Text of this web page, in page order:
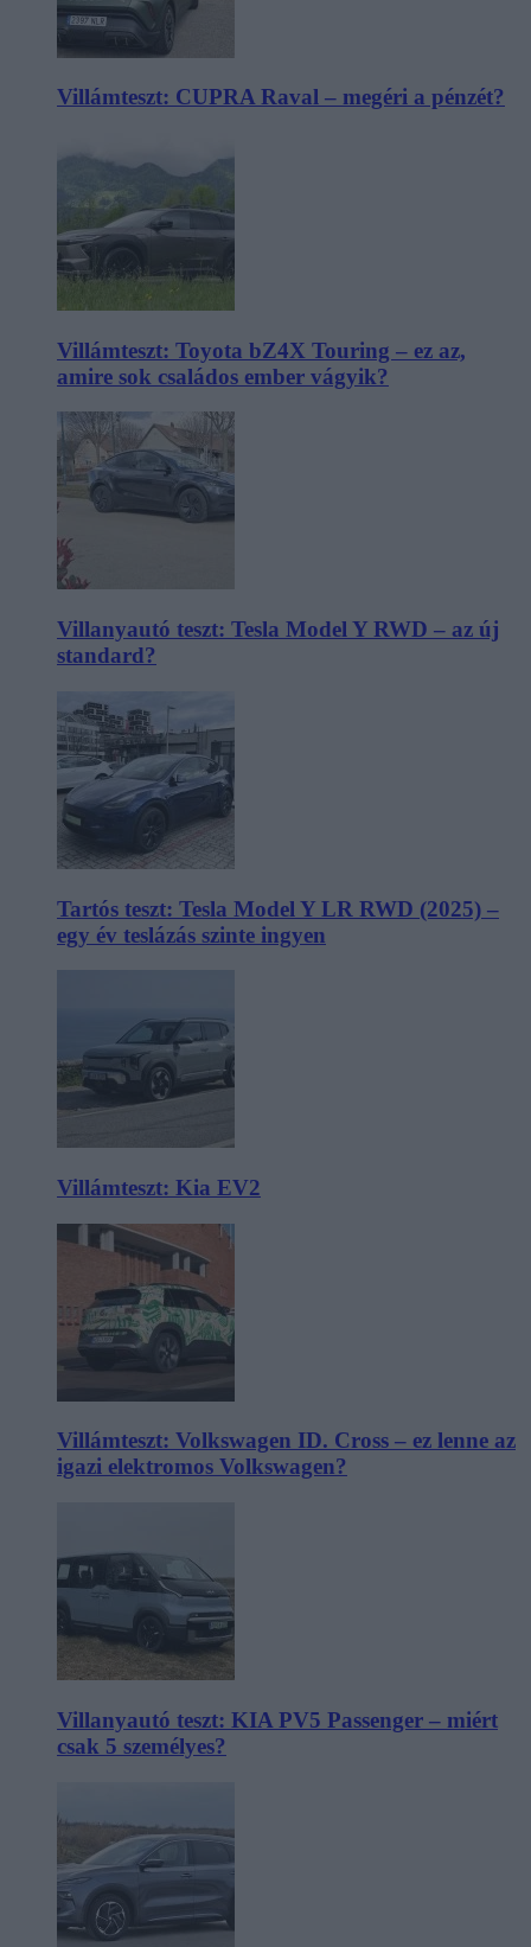
Villámteszt: CUPRA Raval – megéri a pénzét?
Villámteszt: Toyota bZ4X Touring – ez az,
amire sok családos ember vágyik?
Villanyautó teszt: Tesla Model Y RWD – az új
standard?
Tartós teszt: Tesla Model Y LR RWD (2025) –
egy év teslázás szinte ingyen
Villámteszt: Kia EV2
Villámteszt: Volkswagen ID. Cross – ez lenne az
igazi elektromos Volkswagen?
Villanyautó teszt: KIA PV5 Passenger – miért
csak 5 személyes?